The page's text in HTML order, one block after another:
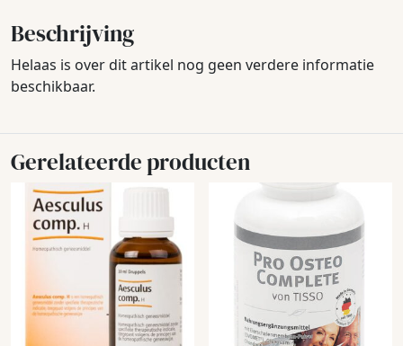
Beschrijving
Helaas is over dit artikel nog geen verdere informatie
beschikbaar.
Gerelateerde producten